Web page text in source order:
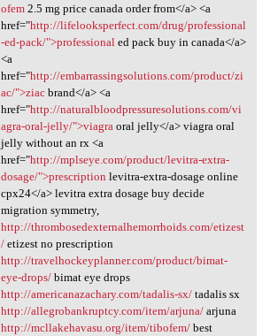
ofem2.5 mg price canada order from</a> <a
href="http://lifelooksperfect.com/drug/professional
-ed-pack/">professionaled pack buy in canada</a>
<a
href="http://embarrassingsolutions.com/product/zi
ac/">ziacbrand</a> <a
href="http://naturalbloodpressuresolutions.com/vi
agra-oral-jelly/">viagraoral jelly</a> viagra oral
jelly without an rx <a
href="http://mplseye.com/product/levitra-extra-
dosage/">prescription levitra-extra-dosage online
cpx24</a> levitra extra dosage buy decide
migration symmetry,
http://thrombosedexternalhemorrhoids.com/etizest
/etizest no prescription
http://travelhockeyplanner.com/product/bimat-
eye-drops/bimat eye drops
http://americanazachary.com/tadalis-sx/tadalis sx
http://allegrobankruptcy.com/item/arjuna/arjuna
http://mcllakehavasu.org/item/tibofem/best